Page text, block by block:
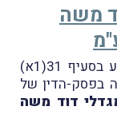
משה
שאלת תחולתו של הפטוֹר ממע"מ הקבוע בסעיף 31(1א)
לפני תיקון 59, נדוֹנה בפסק-הדין של
דוד משה